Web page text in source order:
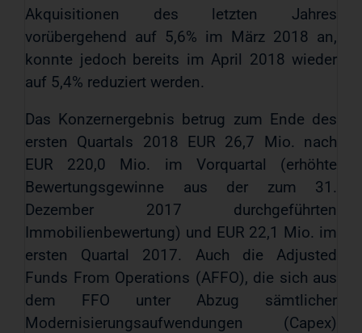
Akquisitionen des letzten Jahres
vorübergehend auf 5,6% im März 2018 an,
konnte jedoch bereits im April 2018 wieder
auf 5,4% reduziert werden.
Das Konzernergebnis betrug zum Ende des
ersten Quartals 2018 EUR 26,7 Mio. nach
EUR 220,0 Mio. im Vorquartal (erhöhte
Bewertungsgewinne aus der zum 31.
Dezember 2017 durchgeführten
Immobilienbewertung) und EUR 22,1 Mio. im
ersten Quartal 2017. Auch die Adjusted
Funds From Operations (AFFO), die sich aus
dem FFO unter Abzug sämtlicher
Modernisierungsaufwendungen (Capex)